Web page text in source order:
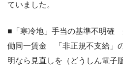
ていました。
■「寒冷地」手当の基準不明確
働同一賃金 「非正規不支給」
明なら見直しを（どうしん電子版